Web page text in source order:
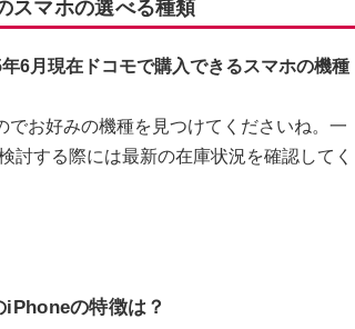
スマホの選べる種類
6月現在ドコモで購入できるスマホの機種
お好みの機種を見つけてくださいね。一
討する際には最新の在庫状況を確認してく
iPhoneの特徴は？